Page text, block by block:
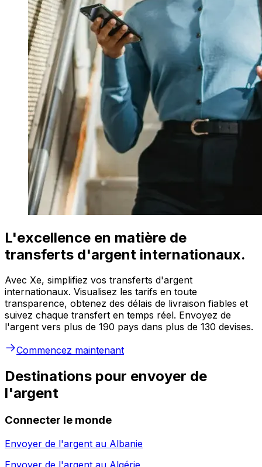
L'excellence en matière de
transferts d'argent internationaux.
Avec Xe, simplifiez vos transferts d'argent
internationaux. Visualisez les tarifs en toute
transparence, obtenez des délais de livraison fiables et
suivez chaque transfert en temps réel. Envoyez de
l'argent vers plus de 190 pays dans plus de 130 devises.
Commencez maintenant
Destinations pour envoyer de
l'argent
Connecter le monde
Envoyer de l'argent au Albanie
Envoyer de l'argent au Algérie